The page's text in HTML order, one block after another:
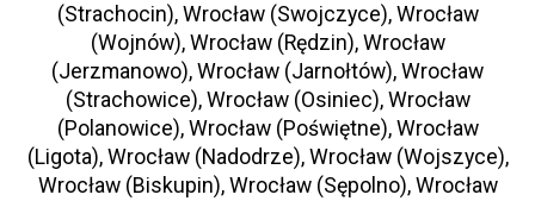
(Strachocin), Wrocław (Swojczyce), Wrocław
(Wojnów), Wrocław (Rędzin), Wrocław
(Jerzmanowo), Wrocław (Jarnołtów), Wrocław
(Strachowice), Wrocław (Osiniec), Wrocław
(Polanowice), Wrocław (Poświętne), Wrocław
(Ligota), Wrocław (Nadodrze), Wrocław (Wojszyce),
Wrocław (Biskupin), Wrocław (Sępolno), Wrocław